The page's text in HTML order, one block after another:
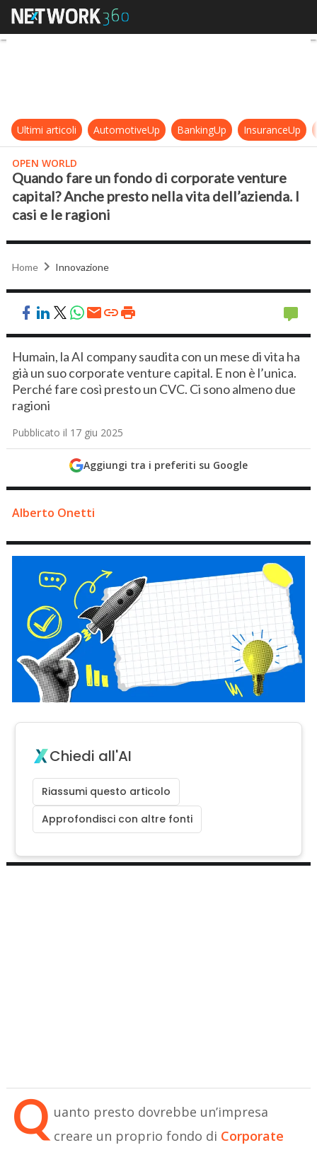
Quando fare un fondo di
Ultimi articoli AutomotiveUp BankingUp InsuranceUp
OPEN WORLD
Quando fare un fondo di corporate venture
capital? Anche presto nella vita dell’azienda. I
casi e le ragioni
Home Innovazione
Humain, la AI company saudita con un mese di vita ha
già un suo corporate venture capital. E non è l’unica.
Perché fare così presto un CVC. Ci sono almeno due
ragioni
Pubblicato il 17 giu 2025
Aggiungi tra i preferiti su Google
Alberto Onetti
Chiedi all'AI
Riassumi questo articolo
Approfondisci con altre fonti
Q uanto presto dovrebbe un’impresa
creare un proprio fondo di Corporate